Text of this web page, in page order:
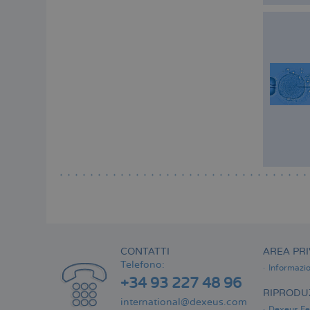
CONTATTI
Telefono:
+34 93 227 48 96
international@dexeus.com
AREA